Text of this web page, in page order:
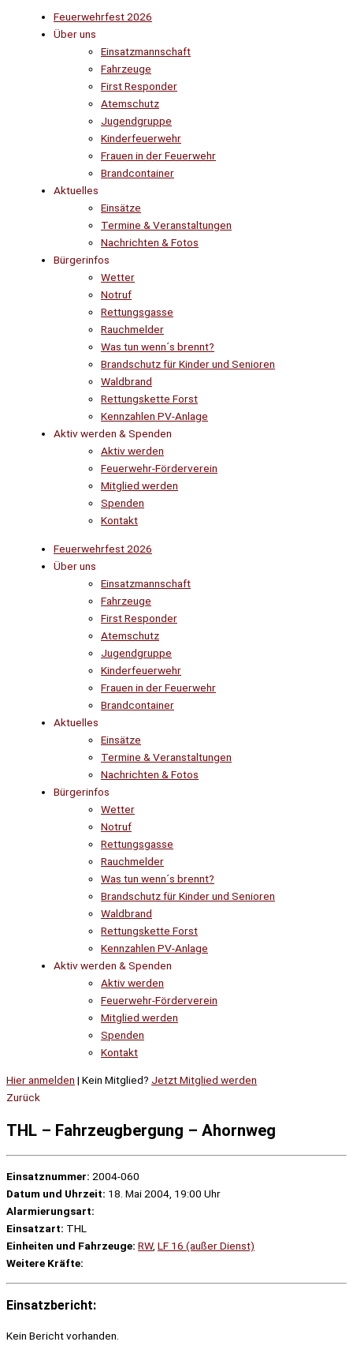
Feuerwehrfest 2026
Über uns
Einsatzmannschaft
Fahrzeuge
First Responder
Atemschutz
Jugendgruppe
Kinderfeuerwehr
Frauen in der Feuerwehr
Brandcontainer
Aktuelles
Einsätze
Termine & Veranstaltungen
Nachrichten & Fotos
Bürgerinfos
Wetter
Notruf
Rettungsgasse
Rauchmelder
Was tun wenn´s brennt?
Brandschutz für Kinder und Senioren
Waldbrand
Rettungskette Forst
Kennzahlen PV-Anlage
Aktiv werden & Spenden
Aktiv werden
Feuerwehr-Förderverein
Mitglied werden
Spenden
Kontakt
Feuerwehrfest 2026
Über uns
Einsatzmannschaft
Fahrzeuge
First Responder
Atemschutz
Jugendgruppe
Kinderfeuerwehr
Frauen in der Feuerwehr
Brandcontainer
Aktuelles
Einsätze
Termine & Veranstaltungen
Nachrichten & Fotos
Bürgerinfos
Wetter
Notruf
Rettungsgasse
Rauchmelder
Was tun wenn´s brennt?
Brandschutz für Kinder und Senioren
Waldbrand
Rettungskette Forst
Kennzahlen PV-Anlage
Aktiv werden & Spenden
Aktiv werden
Feuerwehr-Förderverein
Mitglied werden
Spenden
Kontakt
Hier anmelden | Kein Mitglied? Jetzt Mitglied werden
Zurück
THL – Fahrzeugbergung – Ahornweg
Einsatznummer: 2004-060
Datum und Uhrzeit: 18. Mai 2004, 19:00 Uhr
Alarmierungsart:
Einsatzart: THL
Einheiten und Fahrzeuge: RW, LF 16 (außer Dienst)
Weitere Kräfte:
Einsatzbericht:
Kein Bericht vorhanden.